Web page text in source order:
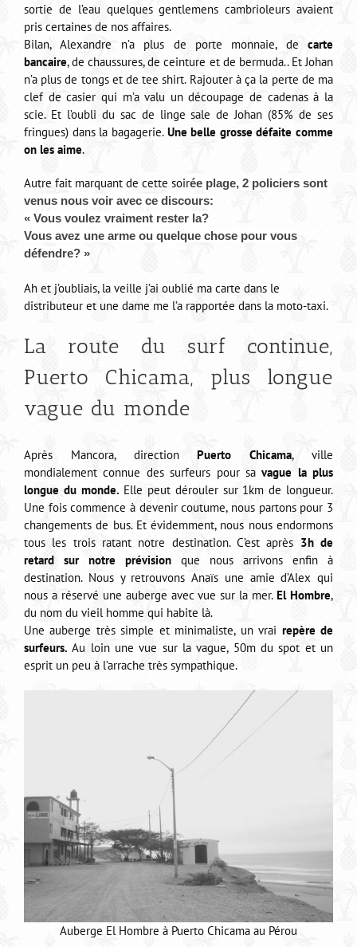
sortie de l’eau quelques gentlemens cambrioleurs avaient
pris certaines de nos affaires.
Bilan, Alexandre n’a plus de porte monnaie, de carte
bancaire, de chaussures, de ceinture et de bermuda.. Et Johan
n’a plus de tongs et de tee shirt. Rajouter à ça la perte de ma
clef de casier qui m’a valu un découpage de cadenas à la
scie. Et l’oubli du sac de linge sale de Johan (85% de ses
fringues) dans la bagagerie. Une belle grosse défaite comme
on les aime.
Autre fait marquant de cette soirée plage, 2 policiers sont
venus nous voir avec ce discours:
« Vous voulez vraiment rester la?
Vous avez une arme ou quelque chose pour vous
défendre? »
Ah et j’oubliais, la veille j’ai oublié ma carte dans le
distributeur et une dame me l’a rapportée dans la moto-taxi.
La route du surf continue,
Puerto Chicama, plus longue
vague du monde
Après Mancora, directionPuerto Chicama, ville
mondialement connue des surfeurs pour savague la plus
longue du monde. Elle peut dérouler sur 1km de longueur.
Une fois commence à devenir coutume, nous partons pour 3
changements de bus. Et évidemment, nous nous endormons
tous les trois ratant notre destination. C’est après 3h de
retard sur notre prévision que nous arrivons enfin à
destination. Nous y retrouvons Anaïs une amie d’Alex qui
nous a réservé une auberge avec vue sur la mer. El Hombre,
du nom du vieil homme qui habite là.
Une auberge très simple et minimaliste, un vrai repère de
surfeurs.Au loin une vue sur la vague, 50m du spot et un
esprit un peu à l’arrache très sympathique.
Auberge El Hombre à Puerto Chicama au Pérou